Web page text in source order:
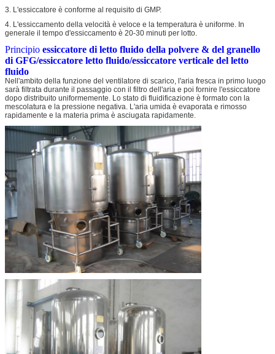
3. L'essiccatore è conforme al requisito di GMP.
4. L'essiccamento della velocità è veloce e la temperatura è uniforme. In
generale il tempo d'essiccamento è 20-30 minuti per lotto.
Principio essiccatore di letto fluido della polvere & del granello
di GFG/essiccatore letto fluido/essiccatore verticale del letto
fluido
Nell'ambito della funzione del ventilatore di scarico, l'aria fresca in primo luogo
sarà filtrata durante il passaggio con il filtro dell'aria e poi fornire l'essiccatore
dopo distribuito uniformemente. Lo stato di fluidificazione è formato con la
mescolatura e la pressione negativa. L'aria umida è evaporata e rimosso
rapidamente e la materia prima è asciugata rapidamente.